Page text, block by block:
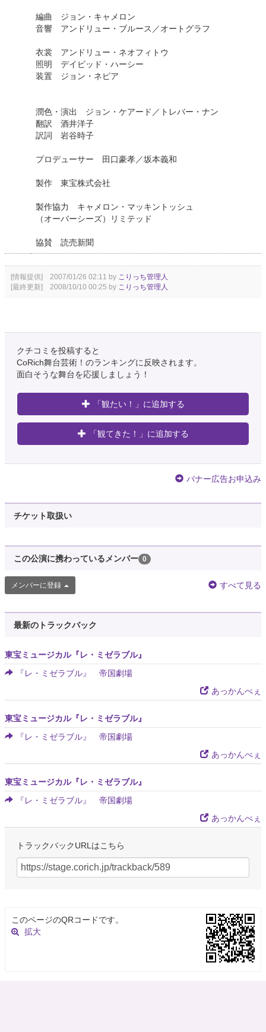
編曲 ジョン・キャメロン
音響 アンドリュー・ブルース／オートグラフ
衣裳 アンドリュー・ネオフィトウ
照明 デイビッド・ハーシー
装置 ジョン・ネピア
潤色・演出 ジョン・ケアード／トレバー・ナン
翻訳 酒井洋子
訳詞 岩谷時子
プロデューサー 田口豪孝／坂本義和
製作 東宝株式会社
製作協力 キャメロン・マッキントッシュ
（オーバーシーズ）リミテッド
協賛 読売新聞
[情報提供] 2007/01/26 02:11 by こりっち管理人
[最終更新] 2008/10/10 00:25 by こりっち管理人
クチコミを投稿すると
CoRich舞台芸術！のランキングに反映されます。
面白そうな舞台を応援しましょう！
「観たい！」に追加する
「観てきた！」に追加する
バナー広告お申込み
チケット取扱い
この公演に携わっているメンバー 0
メンバーに登録 すべて見る
最新のトラックバック
東宝ミュージカル『レ・ミゼラブル』
『レ・ミゼラブル』 帝国劇場
あっかんべぇ
東宝ミュージカル『レ・ミゼラブル』
『レ・ミゼラブル』 帝国劇場
あっかんべぇ
東宝ミュージカル『レ・ミゼラブル』
『レ・ミゼラブル』 帝国劇場
あっかんべぇ
トラックバックURLはこちら
このページのQRコードです。
拡大